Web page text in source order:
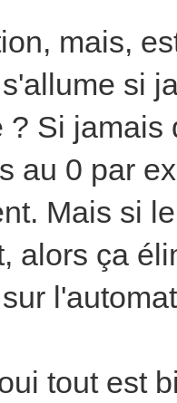
mais,
si
? Si jamais
au 0 par
Mais si
alors ça
tout est